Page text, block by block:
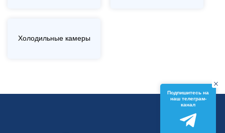
Холодильные камеры
Подпишитесь на
наш телеграм-
канал